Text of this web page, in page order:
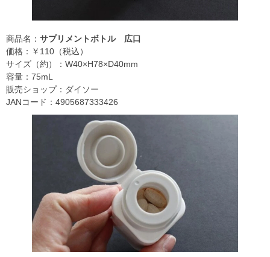
商品名： サプリメントボトル 広口
価格：￥110（税込）
サイズ（約）：W40×H78×D40mm
容量：75mL
販売ショップ：ダイソー
JANコード：4905687333426